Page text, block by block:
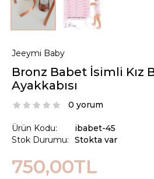
Jeeymi Baby
Bronz Babet İsimli Kız
Ayakkabısı
0 yorum
Ürün Kodu:
Stok Durumu:
ibabet-45
Stokta var
750,00TL